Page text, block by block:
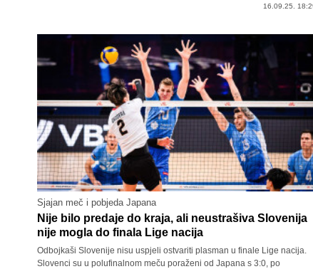
16.09.25.
Sjajan meč i pobjeda Japana
Nije bilo predaje do kraja, ali neustrašiva Slovenija
nije mogla do finala Lige nacija
Odbojkaši Slovenije nisu uspjeli ostvariti plasman u finale Lige nacija.
Slovenci su u polufinalnom meču poraženi od Japana s 3:0, po